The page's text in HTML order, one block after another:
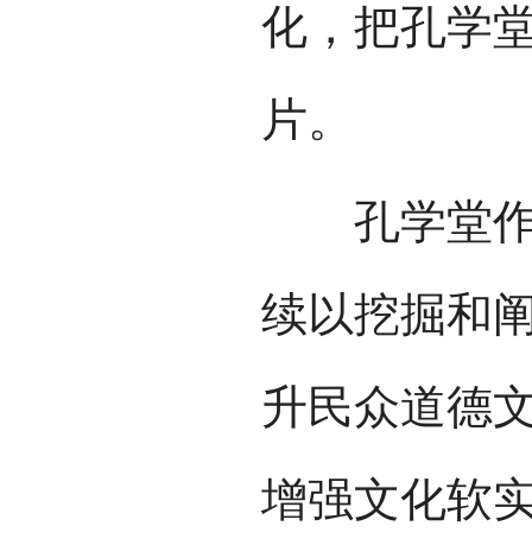
化，把孔学
片。
孔学堂作
续以挖掘和
升民众道德
增强文化软